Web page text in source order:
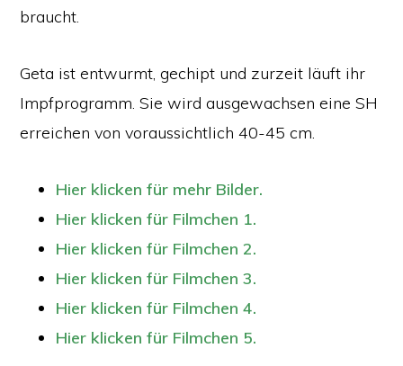
braucht.
Geta ist entwurmt, gechipt und zurzeit läuft ihr
Impfprogramm. Sie wird ausgewachsen eine SH
erreichen von voraussichtlich 40-45 cm.
Hier klicken für mehr Bilder.
Hier klicken für Filmchen 1.
Hier klicken für Filmchen 2.
Hier klicken für Filmchen 3.
Hier klicken für Filmchen 4.
Hier klicken für Filmchen 5.